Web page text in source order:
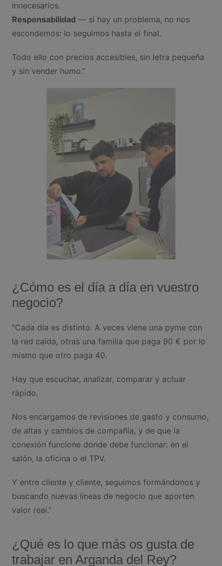
innecesarios.
Responsabilidad — si hay un problema, no nos
escondemos: lo seguimos hasta el final.
Todo ello con precios accesibles, sin letra pequeña
y sin vender humo.”
¿Cómo es el día a día en vuestro
negocio?
“Cada día es distinto. A veces viene una pyme con
la red caída, otras una familia que paga 90 € por lo
mismo que otro paga 40.
Hay que escuchar, analizar, comparar y actuar
rápido.
Nos encargamos de revisiones de gasto y consumo,
de altas y cambios de compañía, y de que la
conexión funcione donde debe funcionar: en el
salón, la oficina o el TPV.
Y entre cliente y cliente, seguimos formándonos y
buscando nuevas líneas de negocio que aporten
valor real.”
¿Qué es lo que más os gusta de
trabajar en Arganda del Rey?